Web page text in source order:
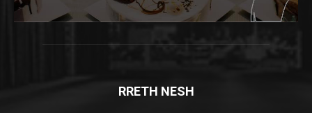
RRETH NESH